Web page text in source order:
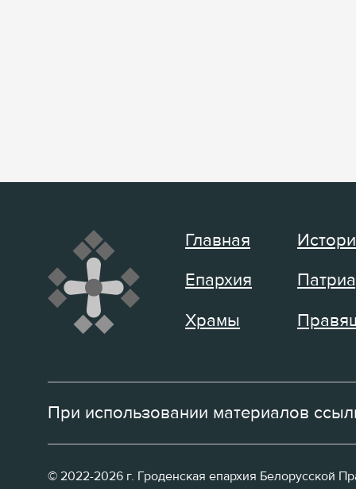
Главная
Епархия
Храмы
При использовании материалов
© 2022-2026 г. Гроденская епархия Белорусской